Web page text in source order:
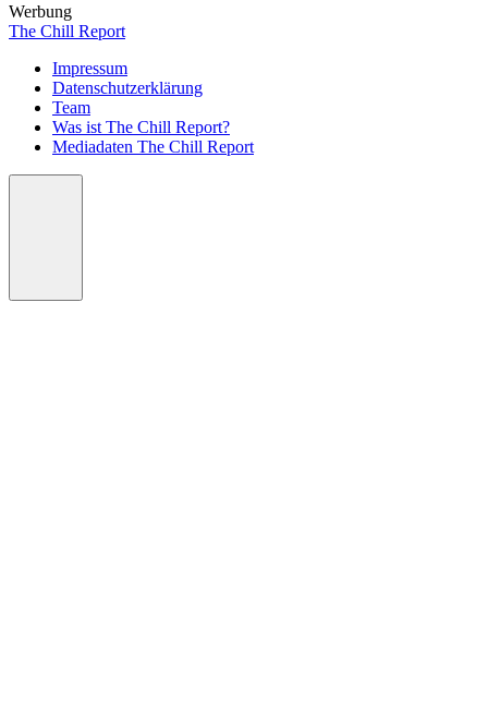
Werbung
The Chill Report
Impressum
Datenschutzerklärung
Team
Was ist The Chill Report?
Mediadaten The Chill Report